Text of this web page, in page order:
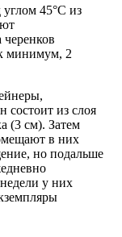
45°C из
минимум, 2
состоит из слоя
(3 см). Затем
в них
но подальше
у них